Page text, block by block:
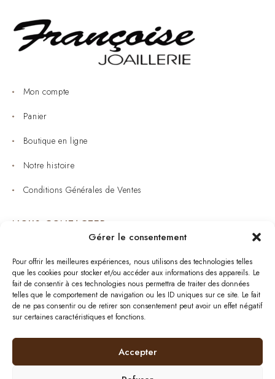
Gérer le consentement
Pour offrir les meilleures expériences, nous utilisons des technologies telles
que les cookies pour stocker et/ou accéder aux informations des appareils. Le
fait de consentir à ces technologies nous permettra de traiter des données
telles que le comportement de navigation ou les ID uniques sur ce site. Le fait
de ne pas consentir ou de retirer son consentement peut avoir un effet négatif
sur certaines caractéristiques et fonctions.
Accepter
Mon compte
Panier
Boutique en ligne
Notre histoire
Conditions Générales de Ventes
NOUS CONTACTER
Bijouterie : 05 53 53 64 11
Mardi au Samedi: 09:00 - 19:00
bijouterie.lavergne@orange.fr